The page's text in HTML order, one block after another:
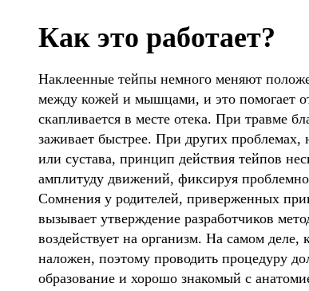
Как это работает?
Наклеенные тейпы немного меняют
между кожей и мышцами, и это помогает
скапливается в месте отека. При травме
заживает быстрее. При других
или сустава, принцип действия тейпов
амплитуду движений, фиксируя
Сомнения у родителей, приверженных
вызывает утверждение разработчиков
воздействует на организм. На самом
наложен, поэтому проводить процедуру
образование и хорошо знакомый с